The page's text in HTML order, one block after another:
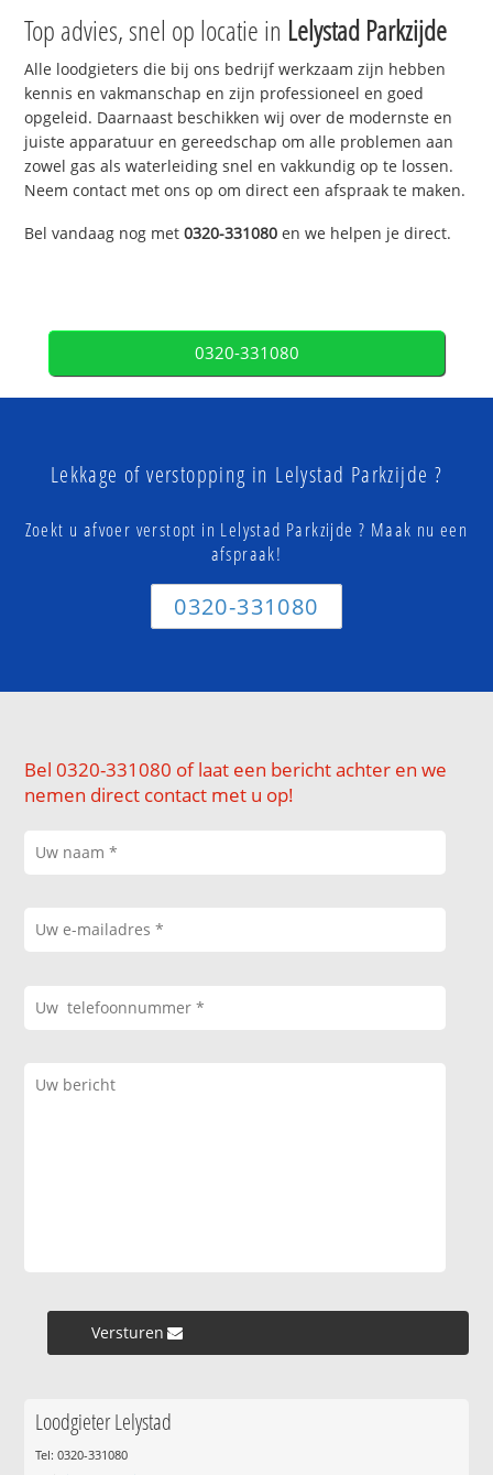
Top advies, snel op locatie in Lelystad Parkzijde
Alle loodgieters die bij ons bedrijf werkzaam zijn hebben
kennis en vakmanschap en zijn professioneel en goed
opgeleid. Daarnaast beschikken wij over de modernste en
juiste apparatuur en gereedschap om alle problemen aan
zowel gas als waterleiding snel en vakkundig op te lossen.
Neem contact met ons op om direct een afspraak te maken.
Bel vandaag nog met0320-331080 en we helpen je direct.
0320-331080
Lekkage of verstopping in Lelystad Parkzijde ?
Zoekt u afvoer verstopt in Lelystad Parkzijde ? Maak nu een
afspraak!
0320-331080
Bel 0320-331080 of laat een bericht achter en we
nemen direct contact met u op!
Versturen »
Loodgieter Lelystad
Tel: 0320-331080